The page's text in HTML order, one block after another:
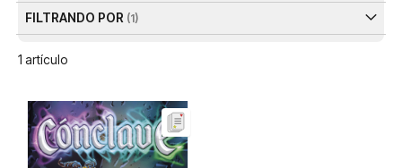
1 artículo
FILTRANDO POR